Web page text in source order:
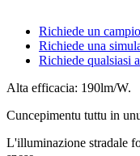
Richiede un
Richiede una
Richiede qualsiasi
Alta efficacia: 190lm/W.
Cuncepimentu tuttu in
L'illuminazione stradale